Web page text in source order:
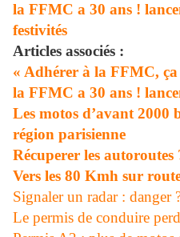
la FFMC a 30 ans !
festivités
Articles associés :
« Adhérer à la FFMC,
la FFMC a 30 ans !
Les motos d’avant 2000
région parisienne
Récuperer les autoroutes
Vers les 80 Kmh sur
Signaler un radar : danger
Le permis de conduire